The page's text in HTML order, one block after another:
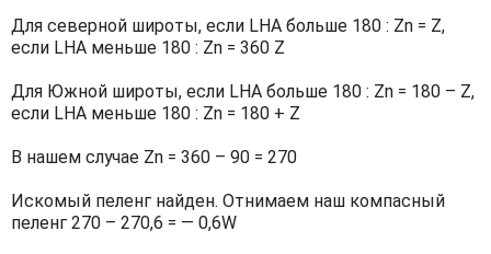
Для северной широты, если LHA больше 180 : Zn = Z,
если LHA меньше 180 : Zn = 360 Z
Для Южной широты, если LHA больше 180 : Zn = 180 – Z,
если LHA меньше 180 : Zn = 180 + Z
В нашем случае Zn = 360 – 90 = 270
Искомый пеленг найден. Отнимаем наш компасный
пеленг 270 – 270,6 = — 0,6W